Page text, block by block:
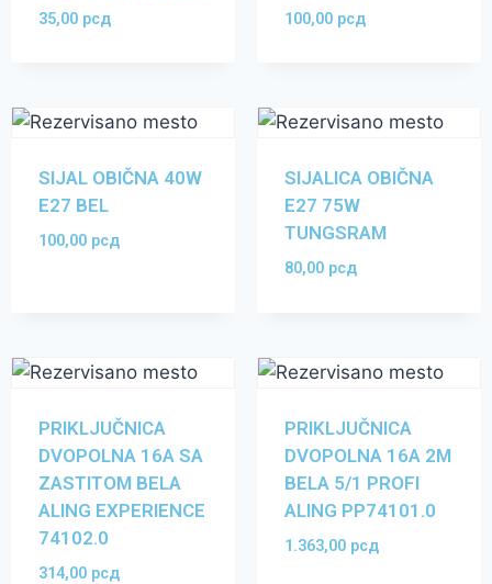
35,00 рсд 100,00 рсд
SIJAL OBIČNA 40W
E27 BEL
100,00 рсд
SIJALICA OBIČNA
E27 75W
TUNGSRAM
80,00 рсд
PRIKLJUČNICA
DVOPOLNA 16A SA
ZASTITOM BELA
ALING EXPERIENCE
74102.0
314,00 рсд
PRIKLJUČNICA
DVOPOLNA 16A 2M
BELA 5/1 PROFI
ALING PP74101.0
1.363,00 рсд